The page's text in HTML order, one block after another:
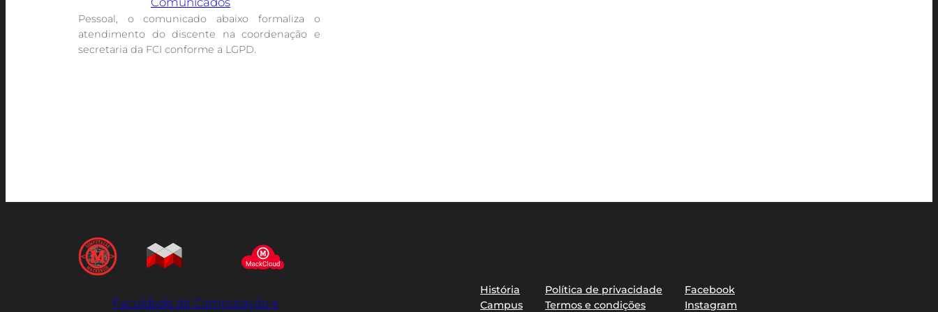
Pessoal, o comunicado abaixo formaliza o
atendimento do discente na coordenação e
secretaria da FCI conforme a LGPD.
Faculdade de Computação e
História
Campus
Política de privacidade
Termos e condições
Facebook
Instagram